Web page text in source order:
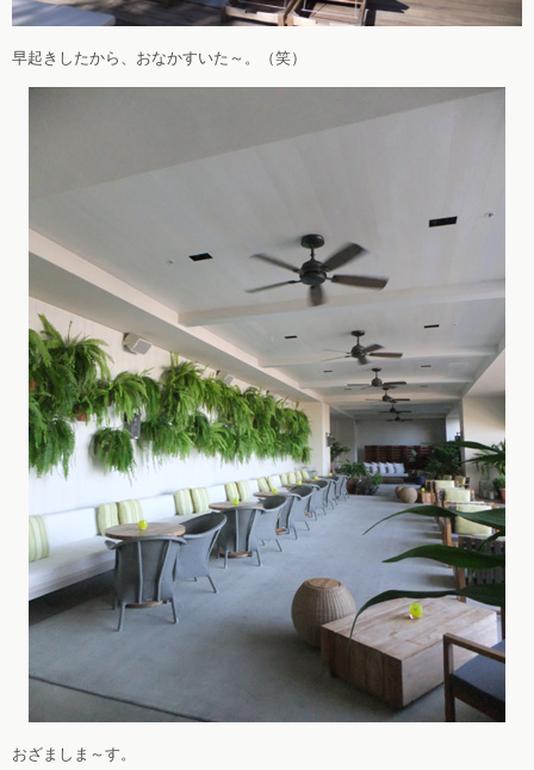
早起きしたから、おなかすいた～。（笑）
おざましま～す。